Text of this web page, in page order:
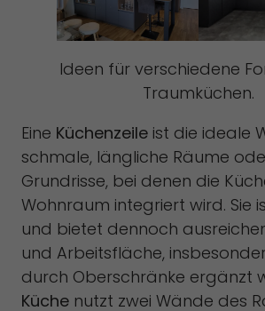
Ideen für verschiedene
Traumküchen.
Eine Küchenzeile ist die ideale
schmale, längliche Räume
Grundrisse, bei denen die
Wohnraum integriert wird. Sie
und bietet dennoch
und Arbeitsfläche,
durch Oberschränke ergänzt
Küche nutzt zwei Wände des